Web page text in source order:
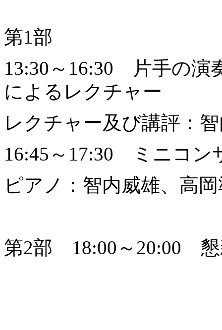
第1部
13:30～16:30 片手の演
によるレクチャー
レクチャー及び講評：
16:45～17:30 ミニコン
ピアノ：智内威雄、高
第2部 18:00～20:00 懇